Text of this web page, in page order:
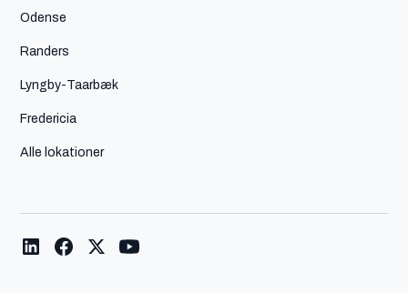
Odense
Randers
Lyngby-Taarbæk
Fredericia
Alle lokationer